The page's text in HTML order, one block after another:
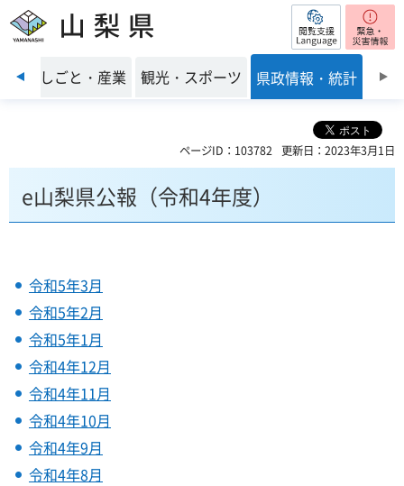
山梨県 閲覧支援
前のスライドを表示
境 しごと・産業 観光・スポーツ 県政情報・統計
ページID：103782 更新日：2023年3月1日
e山梨県公報（令和4年度）
令和5年3月
令和5年2月
令和5年1月
令和4年12月
令和4年11月
令和4年10月
令和4年9月
令和4年8月